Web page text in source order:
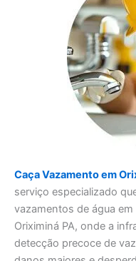
Caça Vazamento em
serviço especializado
vazamentos de água
Oriximiná PA, onde a
detecção precoce de